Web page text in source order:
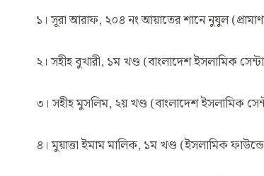
১। সূরা আরাফ, ২০৪ নং আয়াতের শানে নুযুল
২। সহীহ বুখারী, ১ম খণ্ড (বাংলাদেশ ইসলামিক
৩। সহীহ মুসলিম, ২য় খণ্ড (বাংলাদেশ ইসলামিক
৪। মুয়াত্তা ইমাম মালিক, ১ম খণ্ড (ইসলামিক